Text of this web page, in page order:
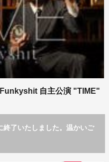
Funkyshit 自主公演 "TIME"
終了いたしました。温かいご